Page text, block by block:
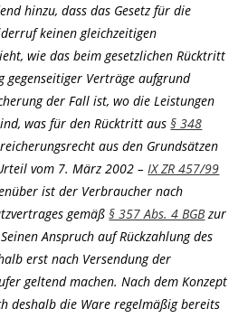
hinzu, dass das Gesetz für die
keinen gleichzeitigen
wie das beim gesetzlichen Rücktritt
gegenseitiger Verträge aufgrund
der Fall ist, wo die Leistungen
was für den Rücktritt aus§ 348
aus den Grundsätzen
vom 7. März 2002 – IX ZR 457/99
ist der Verbraucher nach
gemäß§ 357 Abs. 4 BGBzur
Anspruch auf Rückzahlung des
erst nach Versendung der
geltend machen. Nach dem Konzept
deshalb die Ware regelmäßig bereits